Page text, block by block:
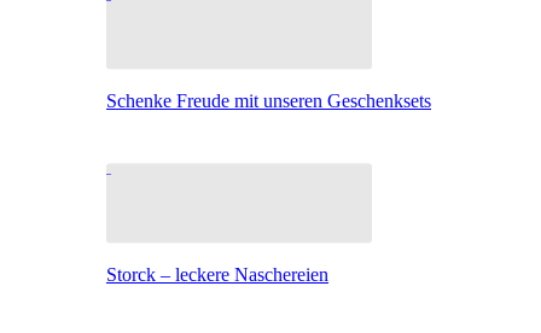
Schenke Freude mit unseren Geschenksets
Storck – leckere Naschereien